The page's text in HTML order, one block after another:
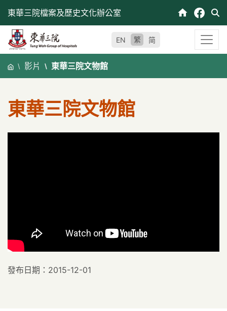
東華三院檔案及歷史文化辦公室
EN 繁 简
影片 東華三院文物館
東華三院文物館
發布日期：2015-12-01